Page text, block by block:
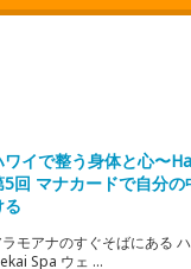
ワイで整う身体と心〜
5回 マナカードで自分
る
ラモアナのすぐそばにある
Spa ウェ ...